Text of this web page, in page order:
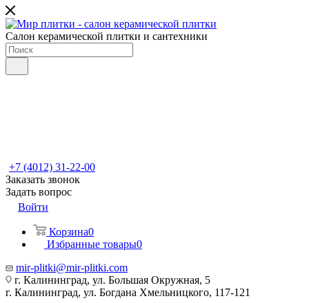
Салон керамической плитки и сантехники
+7 (4012) 31-22-00
Заказать звонок
Задать вопрос
Войти
Корзина0
Избранные товары0
mir-plitki@mir-plitki.com
г. Калининград, ул. Большая Окружная, 5
г. Калининград, ул. Богдана Хмельницкого, 117-121